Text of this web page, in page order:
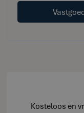
Kosteloos en